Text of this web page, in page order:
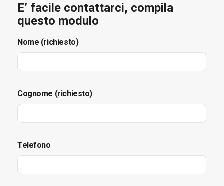
E’ facile contattarci, compila
questo modulo
Nome (richiesto)
Cognome (richiesto)
Telefono